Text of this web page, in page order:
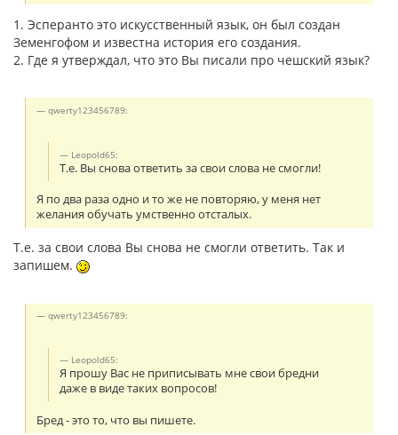
1. Эсперанто это искусственный язык, он был создан
Земенгофом и известна история его создания.
2. Где я утверждал, что это Вы писали про чешский язык?
qwerty123456789:
Leopold65:
Т.е. Вы снова ответить за свои слова не смогли!
Я по два раза одно и то же не повторяю, у меня нет
желания обучать умственно отсталых.
Т.е. за свои слова Вы снова не смогли ответить. Так и
запишем.
qwerty123456789:
Leopold65:
Я прошу Вас не приписывать мне свои бредни
даже в виде таких вопросов!
Бред - это то, что вы пишете.